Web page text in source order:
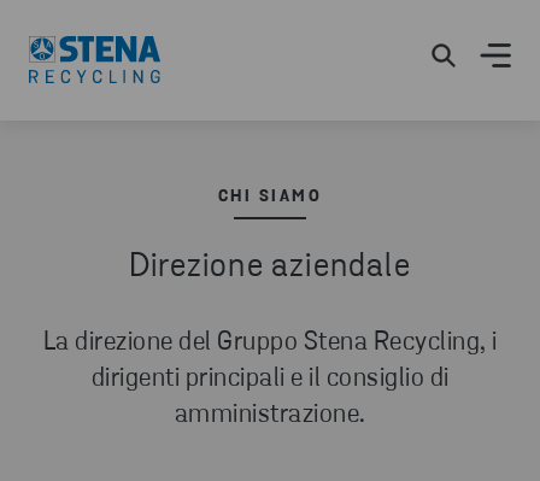
CHI SIAMO
Direzione aziendale
La direzione del Gruppo Stena Recycling, i
dirigenti principali e il consiglio di
amministrazione.